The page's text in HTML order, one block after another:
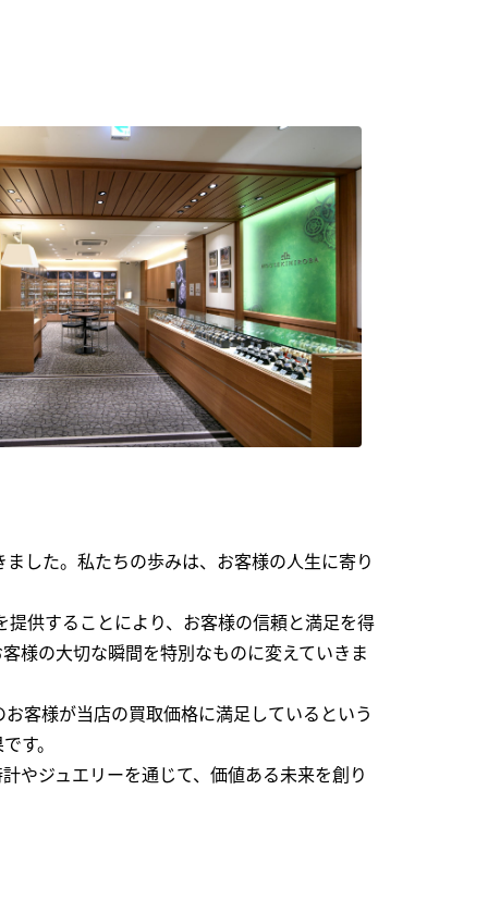
した。私たちの歩みは、お客様の人生に寄り
供することにより、お客様の信頼と満足を得
様の大切な瞬間を特別なものに変えていきま
客様が当店の買取価格に満足しているという
す。
やジュエリーを通じて、価値ある未来を創り